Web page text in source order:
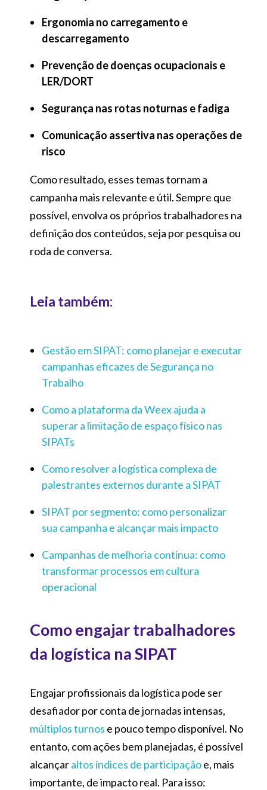
Ergonomia no carregamento e
descarregamento
Prevenção de doenças ocupacionais e
LER/DORT
Segurança nas rotas noturnas e fadiga
Comunicação assertiva nas operações de
risco
Como resultado, esses temas tornam a
campanha mais relevante e útil. Sempre que
possível, envolva os próprios trabalhadores na
definição dos conteúdos, seja por pesquisa ou
roda de conversa.
Leia também:
Gestão em SIPAT: como planejar e executar
campanhas eficazes de Segurança no
Trabalho
Como a plataforma da Weex ajuda a
superar a limitação de espaço físico nas
SIPATs
Como resolver a logística complexa de
palestrantes externos durante a SIPAT
SIPAT por segmento: como personalizar
sua campanha e alcançar mais impacto
Campanhas de melhoria contínua: como
transformar processos em cultura
operacional
Como engajar trabalhadores
da logística na SIPAT
Engajar profissionais da logística pode ser
desafiador por conta de jornadas intensas,
múltiplos turnos e pouco tempo disponível. No
entanto, com ações bem planejadas, é possível
alcançaraltos índices de participaçãoe, mais
importante, de impacto real. Para isso: